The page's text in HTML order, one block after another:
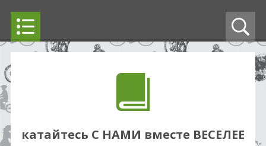
катайтесь С НАМИ вместе ВЕСЕЛЕЕ